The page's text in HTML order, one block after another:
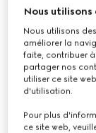
Nous utilisons
Nous utilisons
améliorer la
faite, contribuer
partager nos
utiliser ce site
d'utilisation.
Pour plus
ce site web,